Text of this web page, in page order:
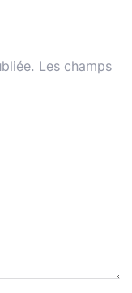
Les champs